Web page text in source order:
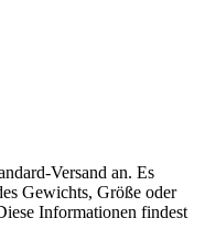
Versand an. Es
Gewichts, Größe oder
Informationen findest